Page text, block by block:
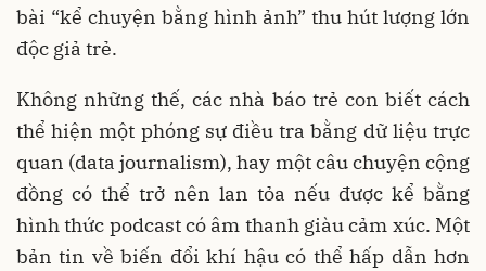
bài “kể chuyện bằng hình ảnh” thu hút lượng lớn
độc giả trẻ.
Không những thế, các nhà báo trẻ con biết cách
thể hiện một phóng sự điều tra bằng dữ liệu trực
quan (data journalism), hay một câu chuyện cộng
đồng có thể trở nên lan tỏa nếu được kể bằng
hình thức podcast có âm thanh giàu cảm xúc. Một
bản tin về biến đổi khí hậu có thể hấp dẫn hơn